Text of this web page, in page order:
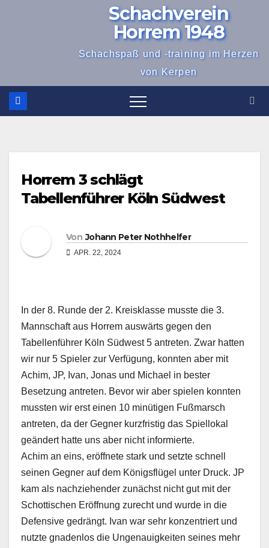
Schachverein
Horrem 1948
Schachspaß und -training im Herzen
von Kerpen
Horrem 3 schlägt
Tabellenführer Köln Südwest
Von Johann Peter Nothhelfer
APR. 22, 2024
In der 8. Runde der 2. Kreisklasse musste die 3.
Mannschaft aus Horrem auswärts gegen den
Tabellenführer Köln Südwest 5 antreten. Zwar hatten
wir nur 5 Spieler zur Verfügung, konnten aber mit
Achim, JP, Ivan, Jonas und Michael in bester
Besetzung antreten. Bevor wir aber spielen konnten
mussten wir erst einen 10 minütigen Fußmarsch
antreten, da der Gegner kurzfristig das Spiellokal
geändert hatte uns aber nicht informierte.
Achim an eins, eröffnete stark und setzte schnell
seinen Gegner auf dem Königsflügel unter Druck. JP
kam als nachziehender zunächst nicht gut mit der
Schottischen Eröffnung zurecht und wurde in die
Defensive gedrängt. Ivan war sehr konzentriert und
nutzte gnadenlos die Ungenauigkeiten seines mehr